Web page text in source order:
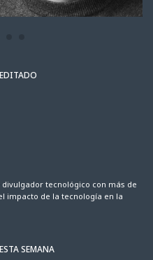
divulgador tecnológico con más de
impacto de la tecnología en la
SEMANA